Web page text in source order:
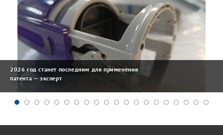
2026 год станет последним для применения
патента — эксперт